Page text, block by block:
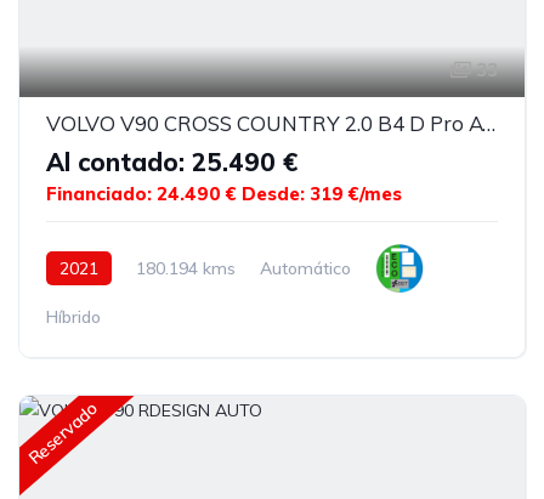
33
VOLVO V90 CROSS COUNTRY 2.0 B4 D Pro AWD Auto
Al contado: 25.490 €
Financiado: 24.490 € Desde: 319 €/mes
2021 180.194 kms Automático
Híbrido
Reservado